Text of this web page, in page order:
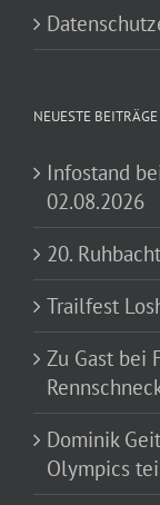
NEUESTE BEITRÄGE
Infostand
02.08.2026
20.
Trailfest
Zu Gast bei
Dominik
Olympics